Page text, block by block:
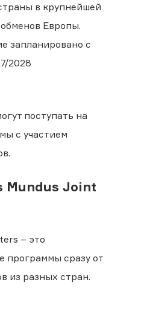
в крупнейшей
Европы.
запланировано с
2028
поступать на
с участием
Mundus Joint
– это
программы сразу от
из разных стран.